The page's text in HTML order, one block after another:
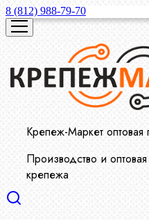
8 (812) 988-79-70
Крепеж-Маркет
Производство и
крепежа